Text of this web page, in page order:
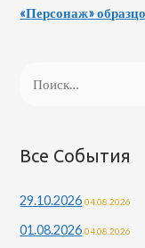
«Персонаж»
т
:
Все События
29.10.2026 04.08.2026
01.08.2026 04.08.2026